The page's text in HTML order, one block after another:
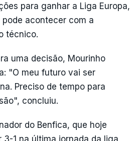
para ganhar a Liga Europa,
acontecer com a
técnico.
uma decisão, Mourinho
"O meu futuro vai ser
Preciso de tempo para
concluiu.
do Benfica, que hoje
3-1 na última jornada da liga